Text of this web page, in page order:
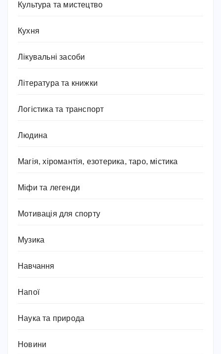
Культура та мистецтво
Кухня
Лікувальні засоби
Література та книжки
Логістика та транспорт
Людина
Магія, хіромантія, езотерика, таро, містика
Міфи та легенди
Мотивація для спорту
Музика
Навчання
Напої
Наука та природа
Новини